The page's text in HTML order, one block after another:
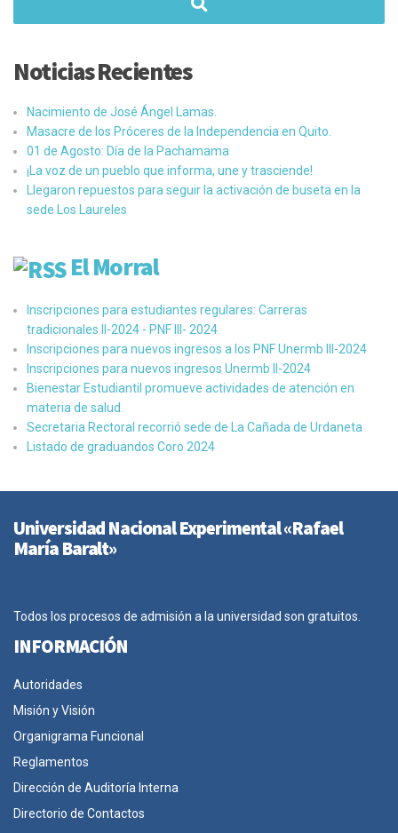
Noticias Recientes
Nacimiento de José Ángel Lamas.
Masacre de los Próceres de la Independencia en Quito.
01 de Agosto: Día de la Pachamama
¡La voz de un pueblo que informa, une y trasciende!
Llegaron repuestos para seguir la activación de buseta en la
sede Los Laureles
El Morral
Inscripciones para estudiantes regulares: Carreras
tradicionales II-2024 - PNF III- 2024
Inscripciones para nuevos ingresos a los PNF Unermb III-2024
Inscripciones para nuevos ingresos Unermb II-2024
Bienestar Estudiantil promueve actividades de atención en
materia de salud.
Secretaria Rectoral recorrió sede de La Cañada de Urdaneta
Listado de graduandos Coro 2024
Universidad Nacional Experimental «Rafael
María Baralt»
Todos los procesos de admisión a la universidad son gratuitos.
INFORMACIÓN
Autoridades
Misión y Visión
Organigrama Funcional
Reglamentos
Dirección de Auditoría Interna
Directorio de Contactos